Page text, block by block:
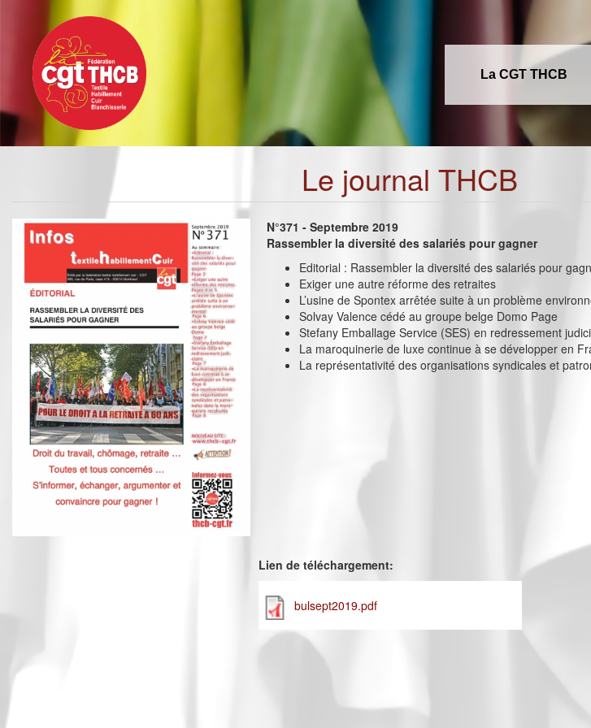
contenu
principal
La CGT THCB
Le journal THCB
N°371 - Septembre 2019
Rassembler la diversité des salariés pour gagner
Editorial : Rassembler la diversité des salariés pour
Exiger une autre réforme des retraites
L’usine de Spontex arrêtée suite à un problème
Solvay Valence cédé au groupe belge Domo Page
Stefany Emballage Service (SES) en redressement
La maroquinerie de luxe continue à se développer en
La représentativité des organisations syndicales et
Lien de téléchargement:
bulsept2019.pdf